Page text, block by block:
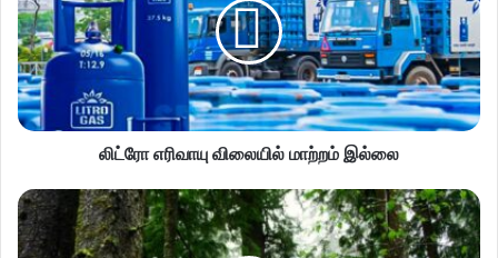
லிட்ரோ எரிவாயு விலையில் மாற்றம் இல்லை